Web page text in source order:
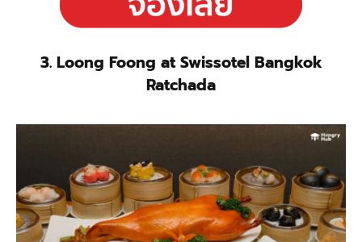
3. Loong Foong at Swissotel Bangkok
Ratchada